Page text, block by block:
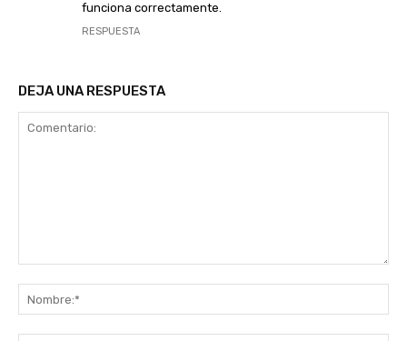
funciona correctamente.
RESPUESTA
DEJA UNA RESPUESTA